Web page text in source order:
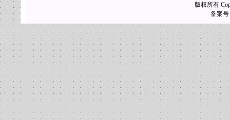
版权所有
备案号